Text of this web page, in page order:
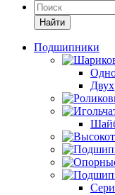
Найти
Подшипники